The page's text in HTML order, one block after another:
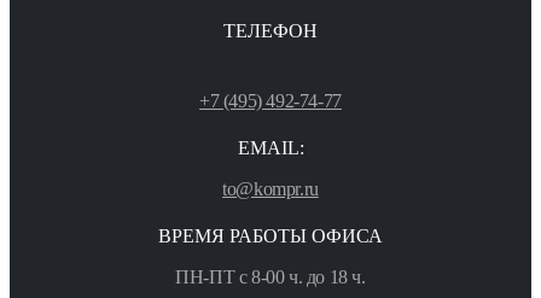
ТЕЛЕФОН
+7 (495) 492-74-77
EMAIL:
to@kompr.ru
ВРЕМЯ РАБОТЫ ОФИСА
ПН-ПТ с 8-00 ч. до 18 ч.